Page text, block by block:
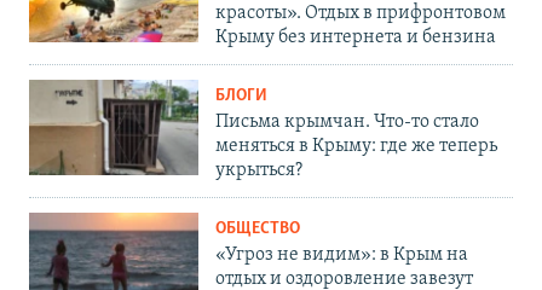
красоты». Отдых в прифронтовом
Крыму без интернета и бензина
БЛОГИ
Письма крымчан. Что-то стало
меняться в Крыму: где же теперь
укрыться?
ОБЩЕСТВО
«Угроз не видим»: в Крым на
отдых и оздоровление завезут